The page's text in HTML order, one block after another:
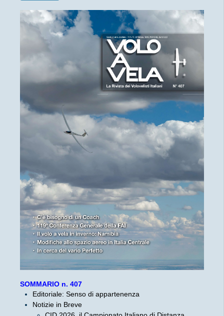
SOMMARIO n. 407
Editoriale: Senso di appartenenza
Notizie in Breve